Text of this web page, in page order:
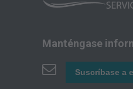
Manténgase
Suscríbase a